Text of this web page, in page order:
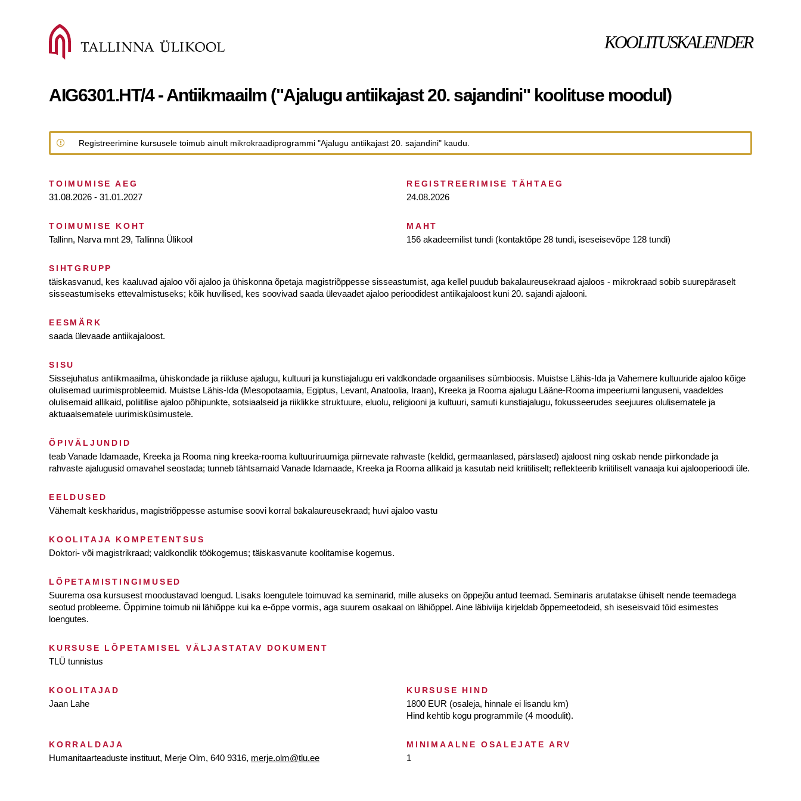
KOOLITUSKALENDER
AIG6301.HT/4 - Antiikmaailm ("Ajalugu antiikajast 20. sajandini" koolituse moodul)
Registreerimine kursusele toimub ainult mikrokraadiprogrammi "Ajalugu antiikajast 20. sajandini" kaudu.
TOIMUMISE AEG
31.08.2026 - 31.01.2027
REGISTREERIMISE TÄHTAEG
24.08.2026
TOIMUMISE KOHT
Tallinn, Narva mnt 29, Tallinna Ülikool
MAHT
156 akadeemilist tundi (kontaktõpe 28 tundi, iseseisevõpe 128 tundi)
SIHTGRUPP
täiskasvanud, kes kaaluvad ajaloo või ajaloo ja ühiskonna õpetaja magistriõppesse sisseastumist, aga kellel puudub bakalaureusekraad ajaloos - mikrokraad sobib suurepäraselt
sisseastumiseks ettevalmistuseks; kõik huvilised, kes soovivad saada ülevaadet ajaloo perioodidest antiikajaloost kuni 20. sajandi ajalooni.
EESMÄRK
saada ülevaade antiikajaloost.
SISU
Sissejuhatus antiikmaailma, ühiskondade ja riikluse ajalugu, kultuuri ja kunstiajalugu eri valdkondade orgaanilises sümbioosis. Muistse Lähis-Ida ja Vahemere kultuuride ajaloo kõige
olulisemad uurimisprobleemid. Muistse Lähis-Ida (Mesopotaamia, Egiptus, Levant, Anatoolia, Iraan), Kreeka ja Rooma ajalugu Lääne-Rooma impeeriumi languseni, vaadeldes
olulisemaid allikaid, poliitilise ajaloo põhipunkte, sotsiaalseid ja riiklikke struktuure, eluolu, religiooni ja kultuuri, samuti kunstiajalugu, fokusseerudes seejuures olulisematele ja
aktuaalsematele uurimisküsimustele.
ÕPIVÄLJUNDID
teab Vanade Idamaade, Kreeka ja Rooma ning kreeka-rooma kultuuriruumiga piirnevate rahvaste (keldid, germaanlased, pärslased) ajaloost ning oskab nende piirkondade ja
rahvaste ajalugusid omavahel seostada; tunneb tähtsamaid Vanade Idamaade, Kreeka ja Rooma allikaid ja kasutab neid kriitiliselt; reflekteerib kriitiliselt vanaaja kui ajalooperioodi üle.
EELDUSED
Vähemalt keskharidus, magistriõppesse astumise soovi korral bakalaureusekraad; huvi ajaloo vastu
KOOLITAJA KOMPETENTSUS
Doktori- või magistrikraad; valdkondlik töökogemus; täiskasvanute koolitamise kogemus.
LÕPETAMISTINGIMUSED
Suurema osa kursusest moodustavad loengud. Lisaks loengutele toimuvad ka seminarid, mille aluseks on õppejõu antud teemad. Seminaris arutatakse ühiselt nende teemadega
seotud probleeme. Õppimine toimub nii lähiõppe kui ka e-õppe vormis, aga suurem osakaal on lähiõppel. Aine läbiviija kirjeldab õppemeetodeid, sh iseseisvaid töid esimestes
loengutes.
KURSUSE LÕPETAMISEL VÄLJASTATAV DOKUMENT
TLÜ tunnistus
KOOLITAJAD
Jaan Lahe
KURSUSE HIND
1800 EUR (osaleja, hinnale ei lisandu km)
Hind kehtib kogu programmile (4 moodulit).
KORRALDAJA
Humanitaarteaduste instituut, Merje Olm, 640 9316, merje.olm@tlu.ee
MINIMAALNE OSALEJATE ARV
1